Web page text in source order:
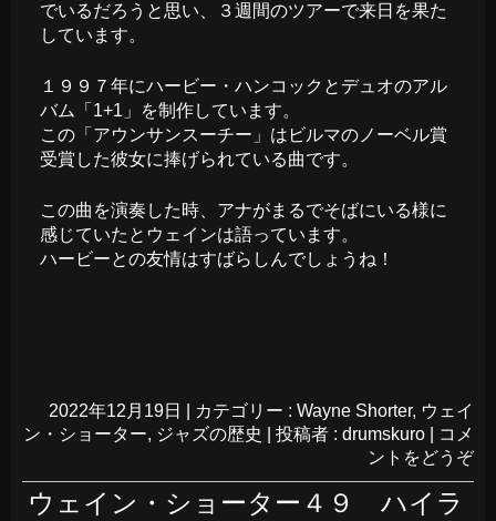
でいるだろうと思い、３週間のツアーで来日を果た
しています。
１９９７年にハービー・ハンコックとデュオのアル
バム「1+1」を制作しています。
この「アウンサンスーチー」はビルマのノーベル賞
受賞した彼女に捧げられている曲です。
この曲を演奏した時、アナがまるでそばにいる様に
感じていたとウェインは語っています。
ハービーとの友情はすばらしんでしょうね！
2022年12月19日 カテゴリー : Wayne Shorter, ウェイ
ン・ショーター, ジャズの歴史 投稿者 : drumskuro
コメ
ントをどうぞ
ウェイン・ショーター４９ ハイラ